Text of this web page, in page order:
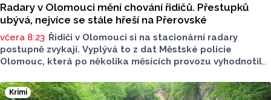
Radary v Olomouci mění chování řidičů. Přestupků
ubývá, nejvíce se stále hřeší na Přerovské
včera 8:23 Řidiči v Olomouci si na stacionární radary
postupně zvykají. Vyplývá to z dat Městské policie
Olomouc, která po několika měsících provozu vyhodnotila
zaznamenaných přestupků zde oproti prvním měsícům
výrazně klesl, v některých lokalitách až o polovinu.
Krimi